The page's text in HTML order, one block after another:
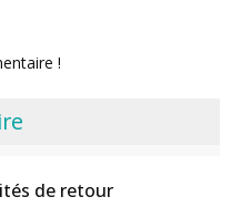
!
de retour